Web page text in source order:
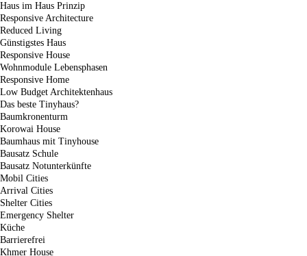
Haus im Haus Prinzip
Responsive Architecture
Reduced Living
Günstigstes Haus
Responsive House
Wohnmodule Lebensphasen
Responsive Home
Low Budget Architektenhaus
Das beste Tinyhaus?
Baumkronenturm
Korowai House
Baumhaus mit Tinyhouse
Bausatz Schule
Bausatz Notunterkünfte
Mobil Cities
Arrival Cities
Shelter Cities
Emergency Shelter
Küche
Barrierefrei
Khmer House